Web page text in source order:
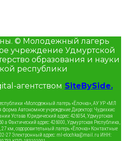
© Молодежный лагерь
учреждение Удмуртской
образования и науки
республики
агентством SiteBySide.
«Молодежный лагерь «Ёлочка», АУ УР «МЛ
форма Автономное учреждение Директор: Чудихкис
Устава Юридический адрес: 426054, Удмуртская
а Фактический адрес: 426000, Удмуртская Республика,
км, оздоровительный лагерь «Ёлочка» Контактные
27 Электронный адрес: ml-elochka@mail.ru ИНН: